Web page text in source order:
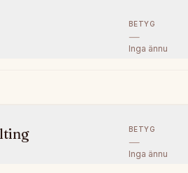
BETYG
—
Inga ännu
BETYG
—
Inga ännu